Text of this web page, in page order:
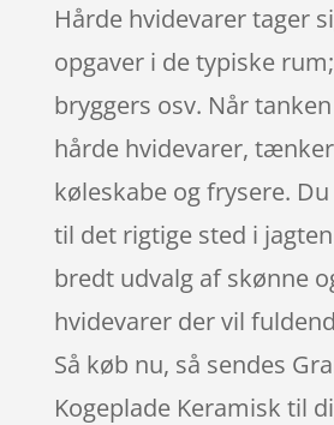
Hårde hvidevarer tager
opgaver i de typiske
bryggers osv. Når
hårde hvidevarer,
køleskabe og frysere.
til det rigtige sted i
bredt udvalg af skønne
hvidevarer der vil
Så køb nu, så sendes
Kogeplade Keramisk til